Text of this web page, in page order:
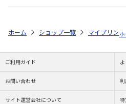
ホーム ショップ一覧 マイプリント
ご利用ガイド
お問い合わせ
サイト運営会社について